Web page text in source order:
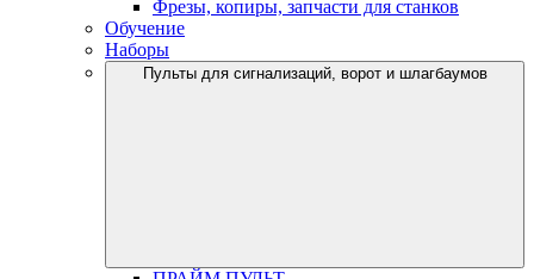
Фрезы, копиры, запчасти для станков
Обучение
Наборы
Пульты для сигнализаций, ворот и шлагбаумов